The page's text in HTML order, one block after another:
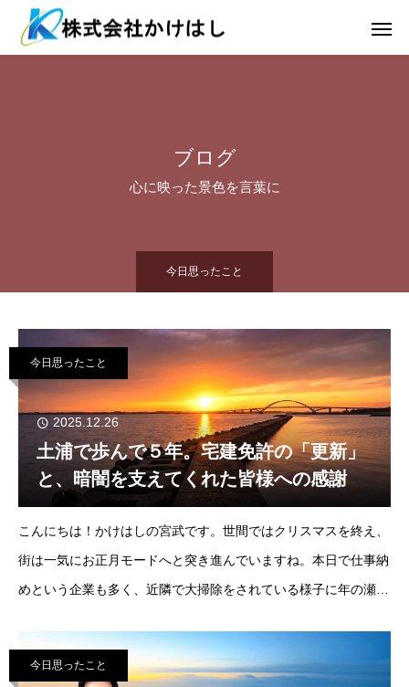
ブログ
心に映った景色を言葉に
今日思ったこと
今日思ったこと
2025.12.26
土浦で歩んで５年。宅建免許の「更新」
と、暗闇を支えてくれた皆様への感謝
こんにちは！かけはしの宮武です。世間ではクリスマスを終え、
街は一気にお正月モードへと突き進んでいますね。本日で仕事納
めという企業も多く、近隣で大掃除をされている様子に年の瀬を
える年となります。それは「宅建免許の更新
今日思ったこと